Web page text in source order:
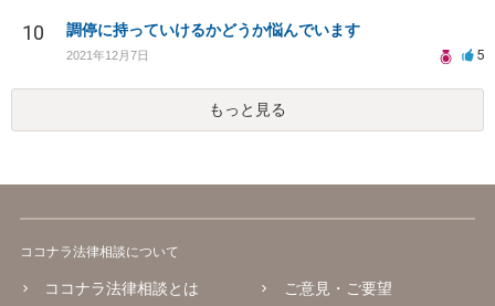
10 調停に持っていけるかどうか悩んでいます
2021年12月7日 5
もっと見る
ココナラ法律相談について
ココナラ法律相談とは
ご意見・ご要望